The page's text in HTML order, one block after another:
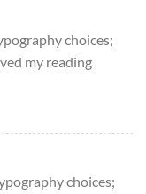
choices;
my reading
choices;